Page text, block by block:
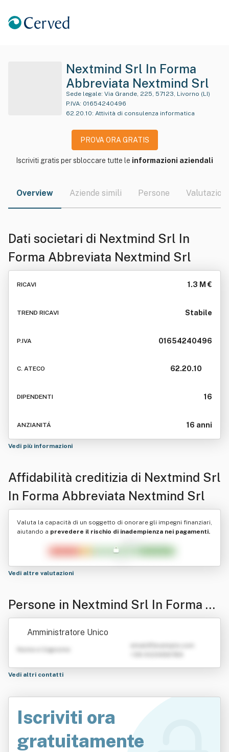
Nextmind Srl In Forma
Abbreviata Nextmind Srl
Sede legale: Via Grande, 225, 57123, Livorno (LI)
P.IVA: 01654240496
62.20.10: Attività di consulenza informatica
PROVA ORA GRATIS
Iscriviti gratis per sbloccare tutte le informazioni aziendali
Overview Aziende simili Persone Valutazioni
Dati societari di Nextmind Srl In
Forma Abbreviata Nextmind Srl
RICAVI 1.3 M €
TREND RICAVI Stabile
P.IVA 01654240496
C. ATECO 62.20.10
DIPENDENTI 16
ANZIANITÁ 16 anni
Vedi più informazioni
Affidabilità creditizia di Nextmind Srl
In Forma Abbreviata Nextmind Srl
Valuta la capacità di un soggetto di onorare gli impegni finanziari,
aiutando a prevedere il rischio di inadempienza nei pagamenti.
Vedi altre valutazioni
Persone in Nextmind Srl In Forma A
bbreviata Nextmind Srl
Amministratore Unico
Nome e Cognome
Vedi altri contatti
Iscriviti ora
gratuitamente